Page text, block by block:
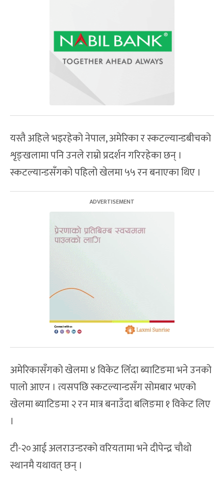
यस्तै अहिले भइरहेको नेपाल, अमेरिका र स्कटल्यान्डबीचको
शृङ्खलामा पनि उनले राम्रो प्रदर्शन गरिरहेका छन् ।
स्कटल्यान्डसँगको पहिलो खेलमा ५५ रन बनाएका थिए ।
अमेरिकासँगको खेलमा ४ विकेट लिँदा ब्याटिङमा भने उनको
पालो आएन । त्यसपछि स्कटल्यान्डसँग सोमबार भएको
खेलमा ब्याटिङमा २ रन मात्र बनाउँदा बलिङमा १ विकेट लिए
।
टी-२०आई अलराउन्डरको वरियतामा भने दीपेन्द्र चौथो
स्थानमै यथावत् छन् ।